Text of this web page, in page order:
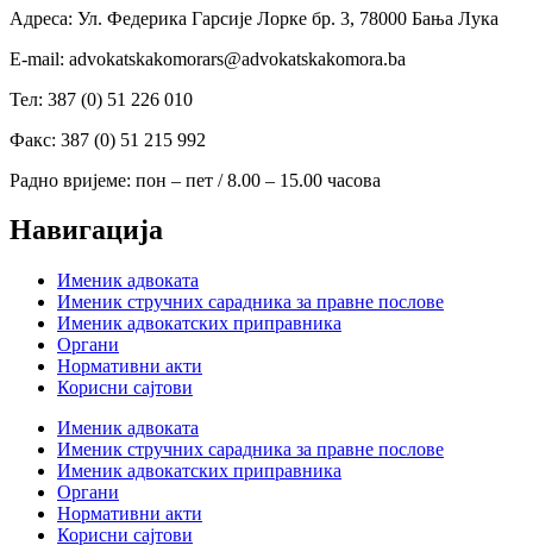
Адреса: Ул. Федерика Гарсије Лорке бр. 3, 78000 Бања Лука
Е-mail: advokatskakomorars@advokatskakomora.ba
Тел: 387 (0) 51 226 010
Факс: 387 (0) 51 215 992
Радно вријеме: пон – пет / 8.00 – 15.00 часова
Навигација
Именик адвоката
Именик стручних сарадника за правне послове
Именик адвокатских приправника
Органи
Нормативни акти
Корисни сајтови
Именик адвоката
Именик стручних сарадника за правне послове
Именик адвокатских приправника
Органи
Нормативни акти
Корисни сајтови